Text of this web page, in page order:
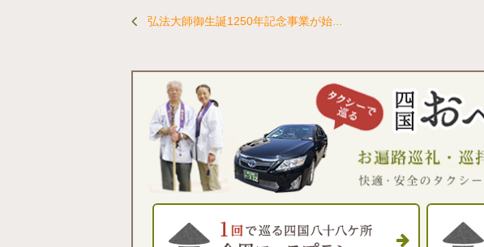
弘法大師御生誕1250年記念事業が始...